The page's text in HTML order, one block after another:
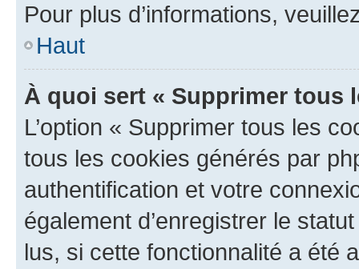
Pour plus d’informations,
Haut
À quoi sert « Supprimer tous
L’option « Supprimer tous les
tous les cookies générés par
authentification et votre
également d’enregistrer le
lus, si cette fonctionnalité a été